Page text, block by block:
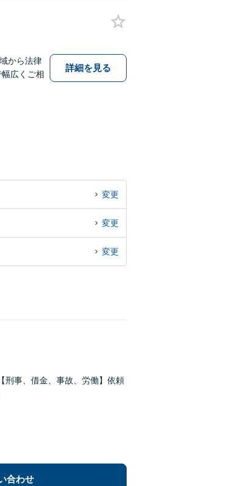
から法律
広くご相
詳細を見る
変更
変更
変更
刑事、借金、事故、労働】依頼
合わせ